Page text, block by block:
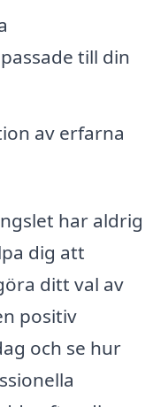
till din
av erfarna
har aldrig
dig att
ditt val av
positiv
och se hur